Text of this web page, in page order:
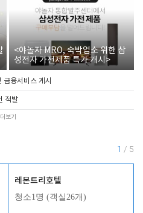
<야놀자 MRO, 숙박업소 위한 삼
성전자 가전제품 특가 개시>
융서비스 게시
적발
더보기
1 / 5
레몬트리호텔
청소1명 (객실26개)